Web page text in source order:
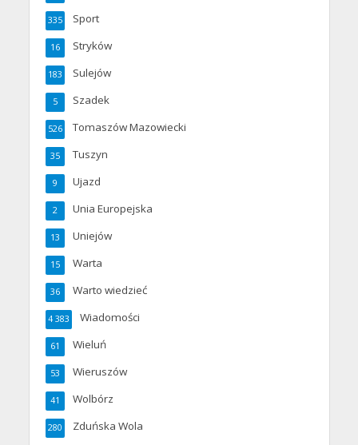
Sport
335
Stryków
16
Sulejów
183
Szadek
5
Tomaszów Mazowiecki
526
Tuszyn
35
Ujazd
9
Unia Europejska
2
Uniejów
13
Warta
15
Warto wiedzieć
36
Wiadomości
4 383
Wieluń
61
Wieruszów
53
Wolbórz
41
Zduńska Wola
280